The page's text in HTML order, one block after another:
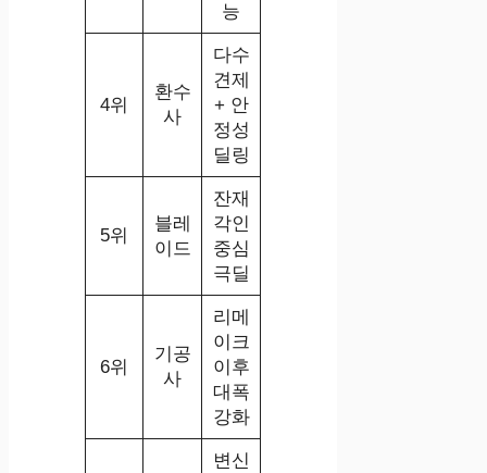
능
4위
환수
사
다수
견제
+ 안
정성
딜링
5위
블레
이드
잔재
각인
중심
극딜
6위
기공
사
리메
이크
이후
대폭
강화
변신